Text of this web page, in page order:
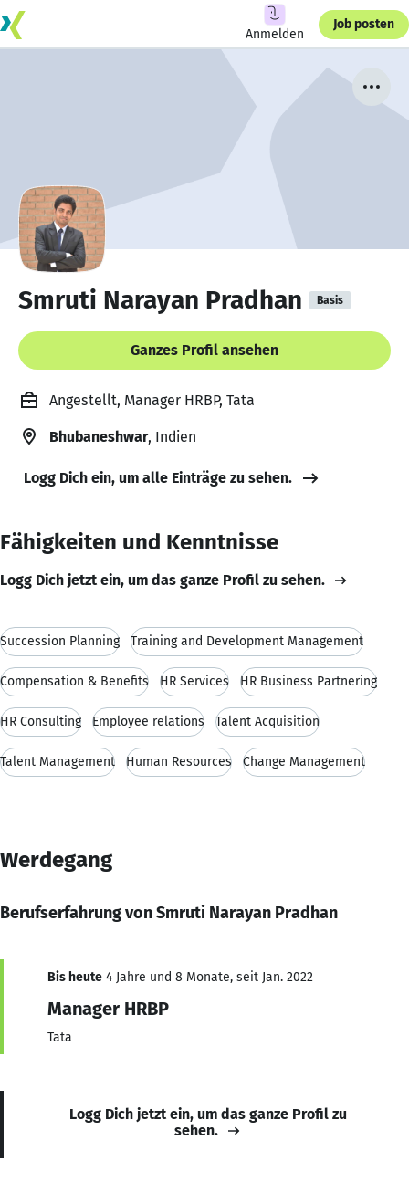
Anmelden
Job posten
Smruti Narayan Pradhan Basis
Ganzes Profil ansehen
Angestellt, Manager HRBP, Tata
Bhubaneshwar, Indien
Logg Dich ein, um alle Einträge zu sehen.
Fähigkeiten und Kenntnisse
Logg Dich jetzt ein, um das ganze Profil zu sehen.
Succession Planning Training and Development Management
Compensation & Benefits HR Services HR Business Partnering
HR Consulting Employee relations Talent Acquisition
Talent Management Human Resources Change Management
Werdegang
Berufserfahrung von Smruti Narayan Pradhan
Bis heute 4 Jahre und 8 Monate, seit Jan. 2022
Manager HRBP
Tata
Logg Dich jetzt ein, um das ganze Profil zu
sehen.